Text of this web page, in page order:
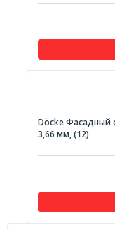
Döcke
3,66 мм, (12)